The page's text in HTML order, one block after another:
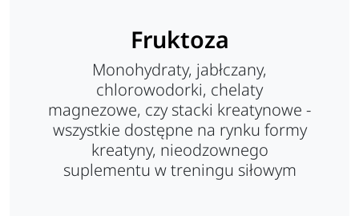
Fruktoza
Monohydraty, jabłczany,
chlorowodorki, chelaty
magnezowe, czy stacki kreatynowe -
wszystkie dostępne na rynku formy
kreatyny, nieodzownego
suplementu w treningu siłowym